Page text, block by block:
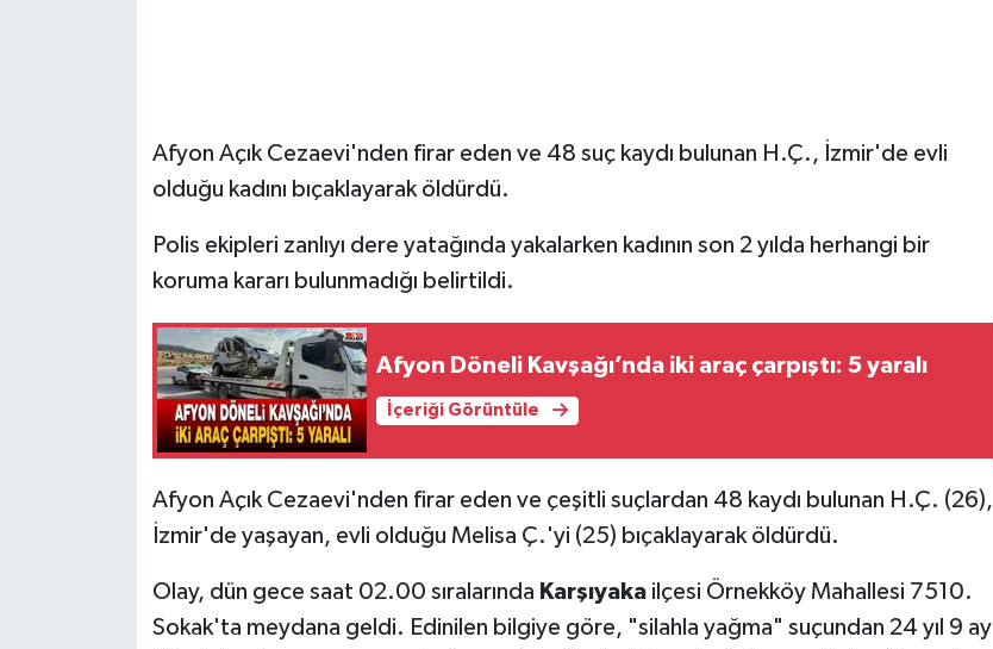
Afyon Açık Cezaevi'nden firar eden ve 48 suç kaydı bulunan H.Ç., İzmir'de evli
olduğu kadını bıçaklayarak öldürdü.
Polis ekipleri zanlıyı dere yatağında yakalarken kadının son 2 yılda herhangi bir
koruma kararı bulunmadığı belirtildi.
Afyon Döneli Kavşağı’nda iki araç çarpıştı: 5 yaralı
İçeriği Görüntüle
Afyon Açık Cezaevi'nden firar eden ve çeşitli suçlardan 48 kaydı bulunan H.Ç. (26),
İzmir'de yaşayan, evli olduğu Melisa Ç.'yi (25) bıçaklayarak öldürdü.
Olay, dün gece saat 02.00 sıralarında Karşıyakailçesi Örnekköy Mahallesi 7510.
Sokak'ta meydana geldi. Edinilen bilgiye göre, "silahla yağma" suçundan 24 yıl 9 ay